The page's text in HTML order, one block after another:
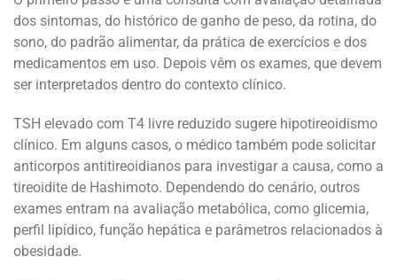
dos sintomas, do histórico de ganho de peso, da rotina, do
sono, do padrão alimentar, da prática de exercícios e dos
medicamentos em uso. Depois vêm os exames, que devem
ser interpretados dentro do contexto clínico.
TSH elevado com T4 livre reduzido sugere hipotireoidismo
clínico. Em alguns casos, o médico também pode solicitar
anticorpos antitireoidianos para investigar a causa, como a
tireoidite de Hashimoto. Dependendo do cenário, outros
exames entram na avaliação metabólica, como glicemia,
perfil lipídico, função hepática e parâmetros relacionados à
obesidade.